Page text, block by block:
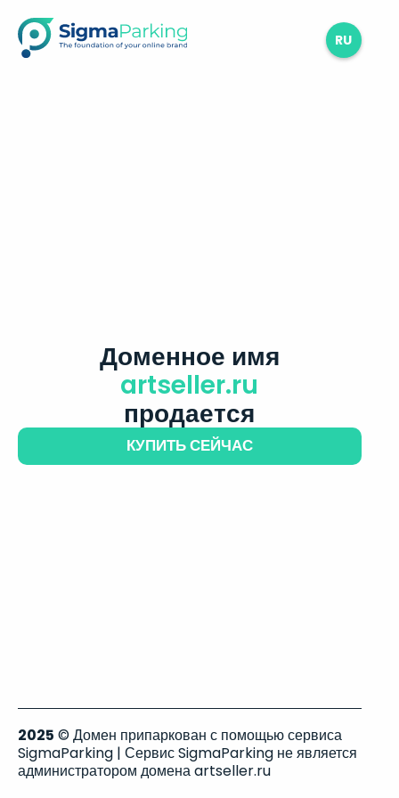
RU
Доменное имя
artseller.ru
продается
КУПИТЬ СЕЙЧАС
2025 © Домен припаркован с помощью сервиса
SigmaParking | Сервис SigmaParking не является
администратором домена artseller.ru